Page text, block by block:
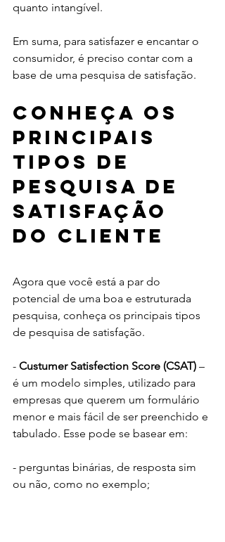
quanto intangível.
Em suma, para satisfazer e encantar o
consumidor, é preciso contar com a
base de uma pesquisa de satisfação.
Conheça os
principais
tipos de
pesquisa de
satisfação
do cliente
Agora que você está a par do
potencial de uma boa e estruturada
pesquisa, conheça os principais tipos
de pesquisa de satisfação.
- Custumer Satisfection Score (CSAT) –
é um modelo simples, utilizado para
empresas que querem um formulário
menor e mais fácil de ser preenchido e
tabulado. Esse pode se basear em:
- perguntas binárias, de resposta sim
ou não, como no exemplo;